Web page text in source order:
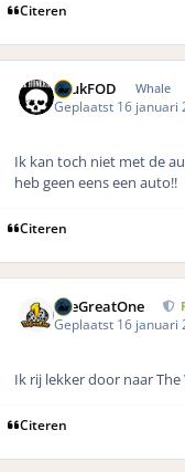
Citeren
LuukFOD Whale
Geplaatst 16 januari
Ik kan toch niet met de
heb geen eens een auto!!
Citeren
TheGreatOne
Geplaatst 16 januari
Ik rij lekker door naar
Citeren